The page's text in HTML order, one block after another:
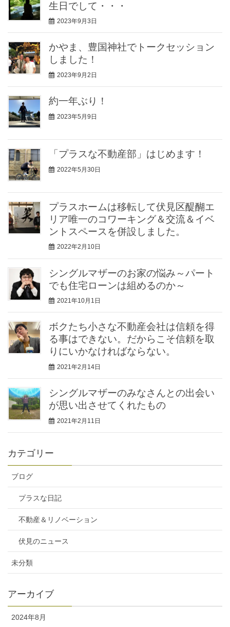
生日でして・・・
2023年9月3日
かやま、豊国神社でトークセッション
しました！
2023年9月2日
約一年ぶり！
2023年5月9日
「プラスな不動産部」はじめます！
2022年5月30日
プラスホームは移転して伏見区醍醐エ
リア唯一のコワーキング＆交流＆イベ
ントスペースを併設しました。
2022年2月10日
シングルマザーのお家の悩み～パート
でも住宅ローンは組めるのか～
2021年10月1日
ボクたち小さな不動産会社は信頼を得
る事はできない。だからこそ信頼を取
りにいかなければならない。
2021年2月14日
シングルマザーのみなさんとの出会い
が思い出させてくれたもの
2021年2月11日
カテゴリー
ブログ
プラスな日記
不動産＆リノベーション
伏見のニュース
未分類
アーカイブ
2024年8月